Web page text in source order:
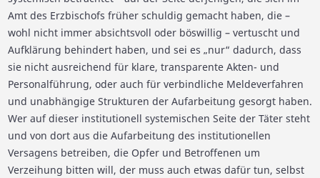
Amt des Erzbischofs früher schuldig gemacht haben, die –
wohl nicht immer absichtsvoll oder böswillig – vertuscht und
Aufklärung behindert haben, und sei es „nur“ dadurch, dass
sie nicht ausreichend für klare, transparente Akten- und
Personalführung, oder auch für verbindliche Meldeverfahren
und unabhängige Strukturen der Aufarbeitung gesorgt haben.
Wer auf dieser institutionell systemischen Seite der Täter steht
und von dort aus die Aufarbeitung des institutionellen
Versagens betreiben, die Opfer und Betroffenen um
Verzeihung bitten will, der muss auch etwas dafür tun, selbst